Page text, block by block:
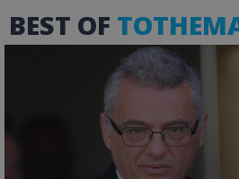
BEST OF